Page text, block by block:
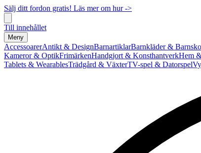
Sälj ditt fordon gratis! Läs mer om hur ->
Till innehållet
Meny
AccessoarerAntikt & DesignBarnartiklarBarnkläder &
Kameror & OptikFrimärkenHandgjort & KonsthantverkHem
Tablets & WearablesTrädgård & VäxterTV-spel & Datorspel